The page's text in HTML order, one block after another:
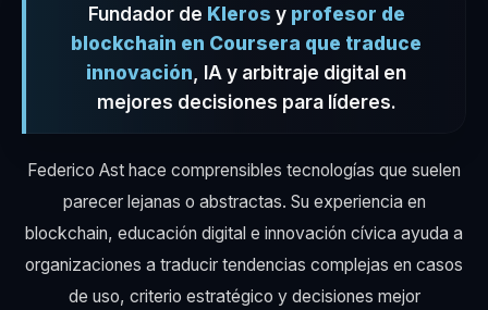
Fundador de Kleros y profesor de
blockchain en Coursera que traduce
innovación , IA y arbitraje digital en
mejores decisiones para líderes.
Federico Ast hace comprensibles tecnologías que suelen
parecer lejanas o abstractas. Su experiencia en
blockchain, educación digital e innovación cívica ayuda a
organizaciones a traducir tendencias complejas en casos
de uso, criterio estratégico y decisiones mejor